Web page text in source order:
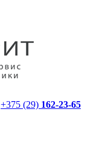
+375 (29) 162-23-65